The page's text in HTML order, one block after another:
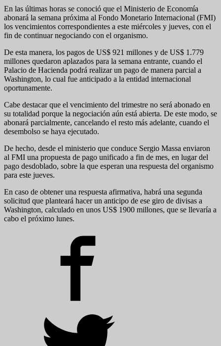
En las últimas horas se conoció que el Ministerio de Economía
abonará la semana próxima al Fondo Monetario Internacional (FMI)
los vencimientos correspondientes a este miércoles y jueves, con el
fin de continuar negociando con el organismo.
De esta manera, los pagos de US$ 921 millones y de US$ 1.779
millones quedaron aplazados para la semana entrante, cuando el
Palacio de Hacienda podrá realizar un pago de manera parcial a
Washington, lo cual fue anticipado a la entidad internacional
oportunamente.
Cabe destacar que el vencimiento del trimestre no será abonado en
su totalidad porque la negociación aún está abierta. De este modo, se
abonará parcialmente, cancelando el resto más adelante, cuando el
desembolso se haya ejecutado.
De hecho, desde el ministerio que conduce Sergio Massa enviaron
al FMI una propuesta de pago unificado a fin de mes, en lugar del
pago desdoblado, sobre la que esperan una respuesta del organismo
para este jueves.
En caso de obtener una respuesta afirmativa, habrá una segunda
solicitud que planteará hacer un anticipo de ese giro de divisas a
Washington, calculado en unos US$ 1900 millones, que se llevaría a
cabo el próximo lunes.